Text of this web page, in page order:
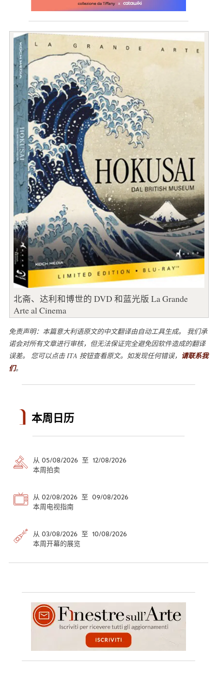
北斋、达利和博世的 DVD 和蓝光版 La Grande
Arte al Cinema
免责声明：本篇意大利语原文的中文翻译由自动工具生成。 我们承
诺会对所有文章进行审核，但无法保证完全避免因软件造成的翻译
误差。 您可以点击 ITA 按钮查看原文。如发现任何错误， 请联系我
们。
本周日历
从 05/08/2026 至 12/08/2026
本周拍卖
从 02/08/2026 至 09/08/2026
本周电视指南
从 03/08/2026 至 10/08/2026
本周开幕的展览